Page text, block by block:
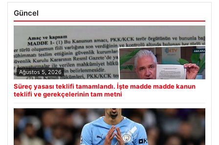
Güncel
Ağustos 5, 2026
Süreç yasası teklifi tamamlandı. İşte madde madde kanun
teklifi ve gerekçelerinin tam metni